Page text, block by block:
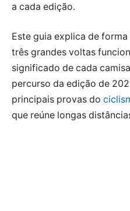
a cada edição.
Este guia explica de
três grandes voltas
significado de cada
percurso da edição de
principais provas do
que reúne longas